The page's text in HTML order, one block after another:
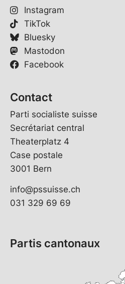
Instagram
TikTok
Bluesky
Mastodon
Facebook
Contact
Parti socialiste suisse
Secrétariat central
Theaterplatz 4
Case postale
3001 Bern
info@pssuisse.ch
031 329 69 69
Partis cantonaux